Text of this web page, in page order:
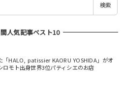
検索
人気記事ベスト10
「HALO, patissier KAORU YOSHIDA」がオ
ロモト出身世界3位パティシエのお店